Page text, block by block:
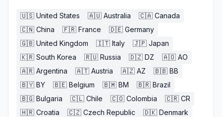
🇺🇸 United States 🇦🇺 Australia 🇨🇦 Canada
🇨🇳 China 🇫🇷 France 🇩🇪 Germany
🇬🇧 United Kingdom 🇮🇹 Italy 🇯🇵 Japan
🇰🇷 South Korea 🇷🇺 Russia 🇩🇿 DZ 🇦🇴 AO
🇦🇷 Argentina 🇦🇹 Austria 🇦🇿 AZ 🇧🇧 BB
🇧🇾 BY 🇧🇪 Belgium 🇧🇲 BM 🇧🇷 Brazil
🇧🇬 Bulgaria 🇨🇱 Chile 🇨🇴 Colombia 🇨🇷 CR
🇭🇷 Croatia 🇨🇿 Czech Republic 🇩🇰 Denmark